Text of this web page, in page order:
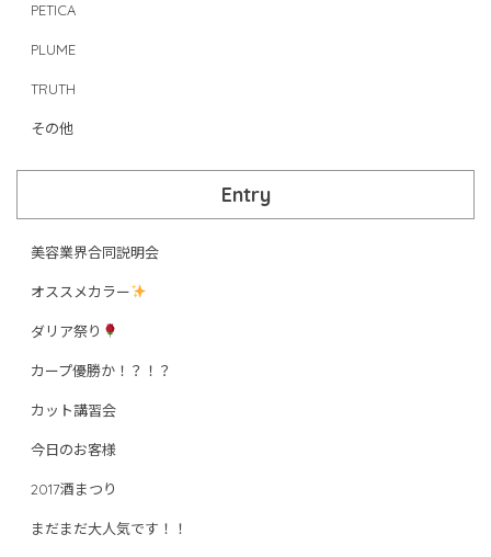
PETICA
PLUME
TRUTH
その他
Entry
美容業界合同説明会
オススメカラー
ダリア祭り
カープ優勝か！？！？
カット講習会
今日のお客様
2017酒まつり
まだまだ大人気です！！